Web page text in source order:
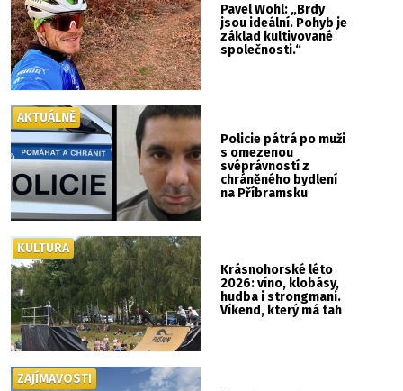
Pavel Wohl: „Brdy
jsou ideální. Pohyb je
základ kultivované
společnosti.“
Policie pátrá po muži
s omezenou
svéprávností z
chráněného bydlení
na Příbramsku
AKTUÁLNĚ
Krásnohorské léto
2026: víno, klobásy,
hudba i strongmani.
Víkend, který má tah
KULTURA
ZAJÍMAVOSTI